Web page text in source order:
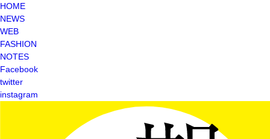
HOME
NEWS
WEB
FASHION
NOTES
Facebook
twitter
instagram